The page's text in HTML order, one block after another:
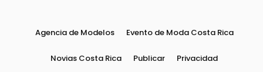
Agencia de Modelos Evento de Moda Costa Rica
Novias Costa Rica Publicar Privacidad